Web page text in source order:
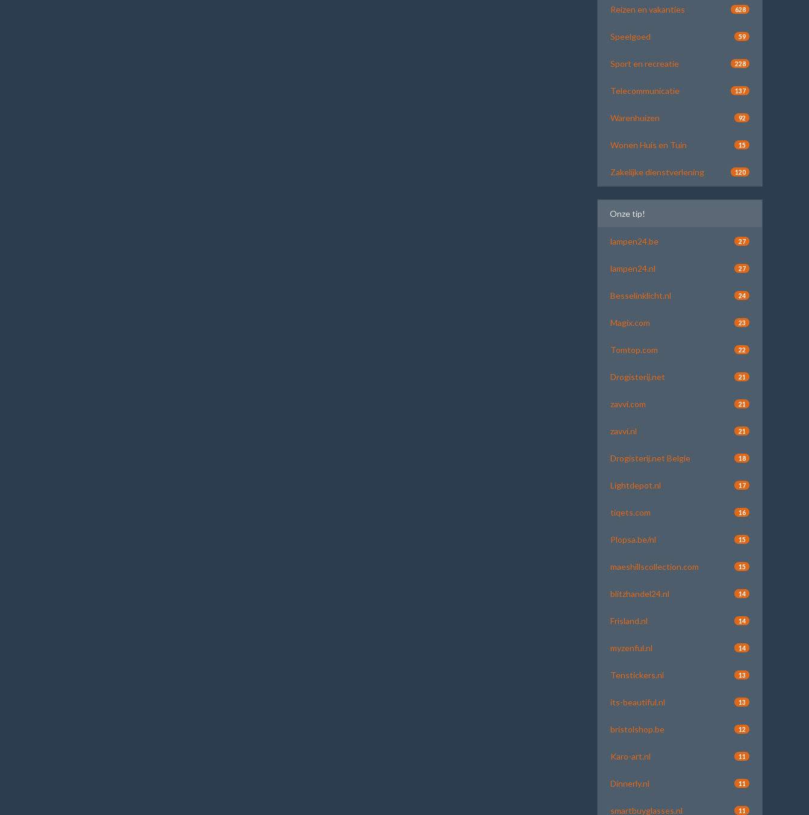
Reizen en vakanties 628
Speelgoed 59
Sport en recreatie 228
Telecommunicatie 137
Warenhuizen 92
Wonen Huis en Tuin 15
Zakelijke dienstverlening 120
Onze tip!
lampen24.be 27
lampen24.nl 27
Besselinklicht.nl 24
Magix.com 23
Tomtop.com 22
Drogisterij.net 21
zavvi.com 21
zavvi.nl 21
Drogisterij.net Belgie 18
Lightdepot.nl 17
tiqets.com 16
Plopsa.be/nl 15
maeshillscollection.com 15
blitzhandel24.nl 14
Frisland.nl 14
myzenful.nl 14
Tenstickers.nl 13
its-beautiful.nl 13
bristolshop.be 12
Karo-art.nl 11
Dinnerly.nl 11
smartbuyglasses.nl 11